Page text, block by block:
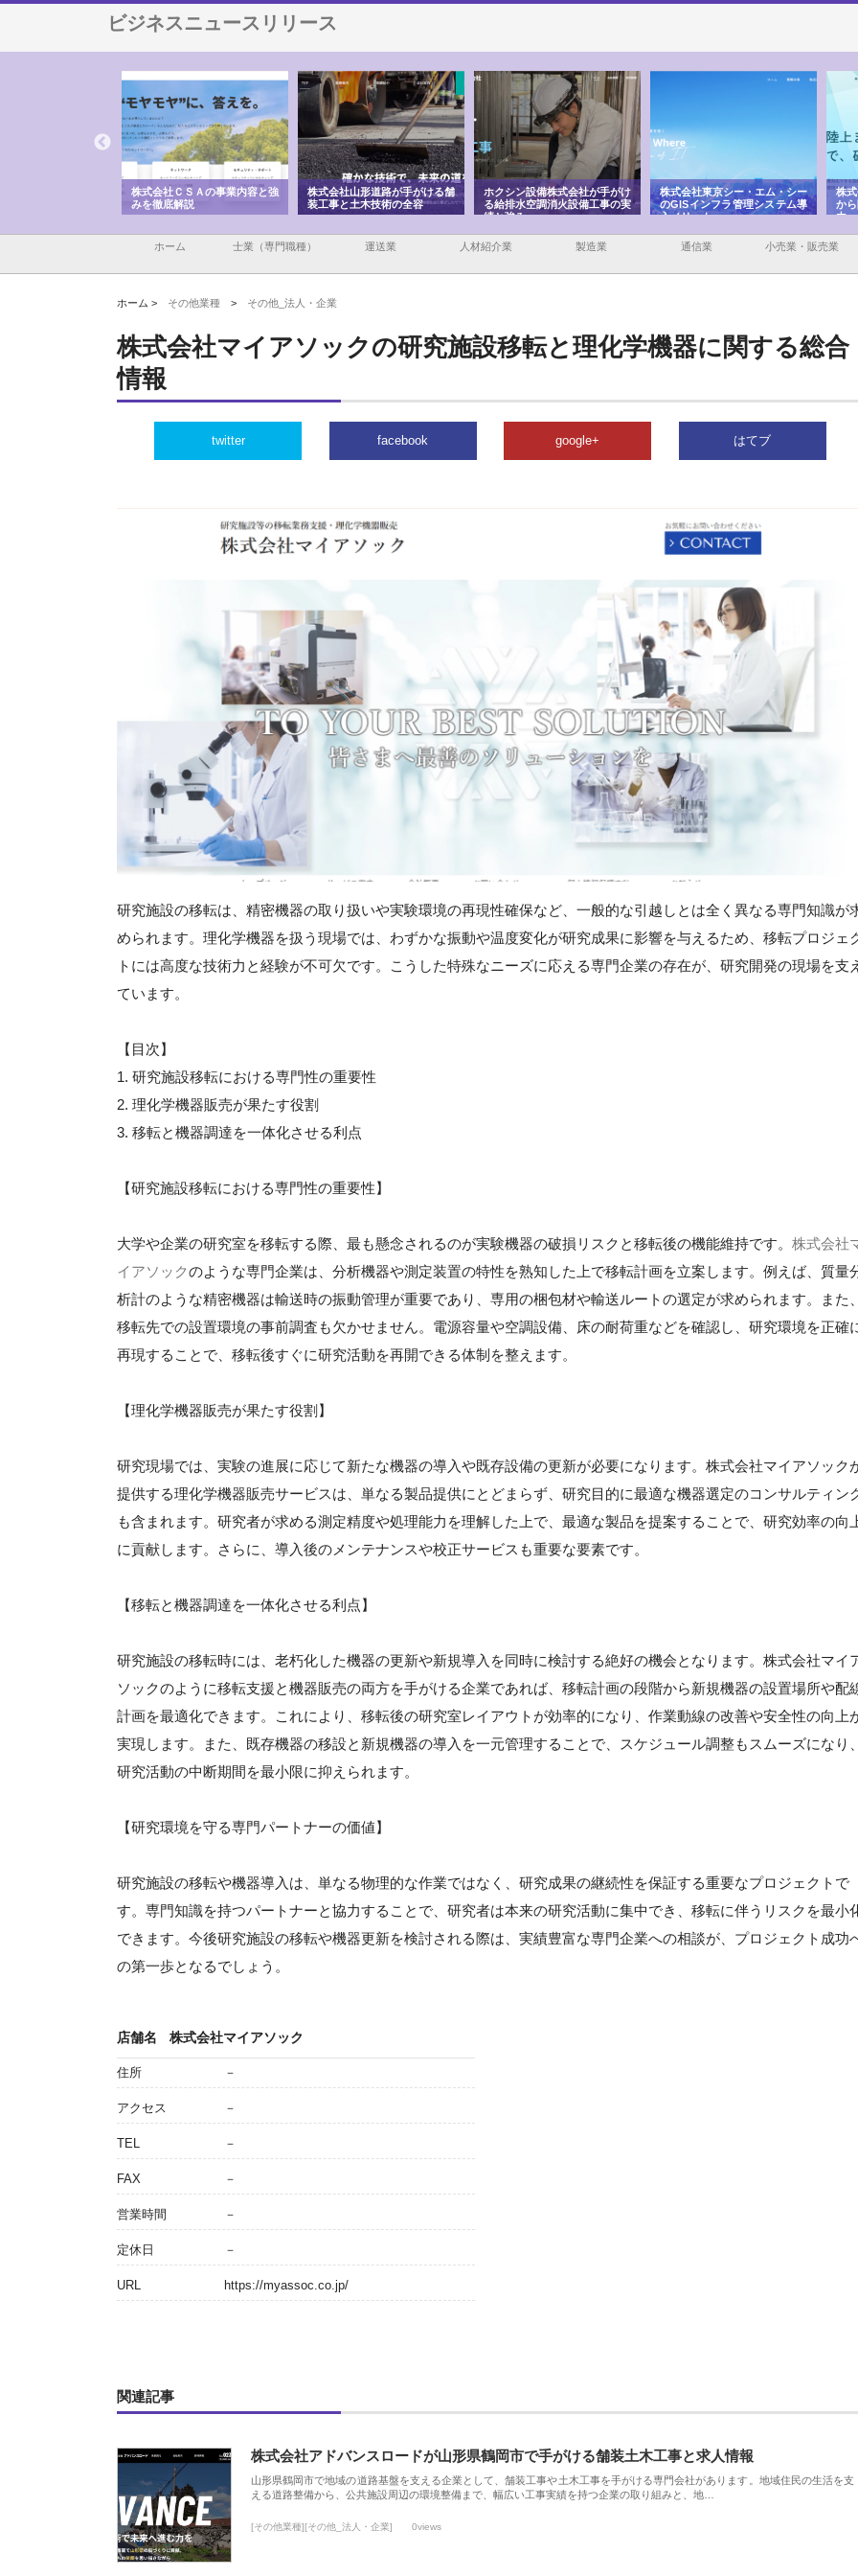
ビジネスニュースリリース
株式会社ＣＳＡの事業内容と強
みを徹底解説
株式会社山形道路が手がける舗
装工事と土木技術の全容
ホクシン設備株式会社が手がけ
る給排水空調消火設備工事の実
績と強み
株式会社東京シー・エム・シー
のGISインフラ管理システム導
入メリット
株
か
由
ホーム 士業（専門職種） 運送業 人材紹介業 製造業 通信業 小売業・販売業
ホーム > その他業種 > その他_法人・企業
株式会社マイアソックの研究施設移転と理化学機器に関する総合
情報
twitter facebook google+ はてブ
研究施設の移転は、精密機器の取り扱いや実験環境の再現性確保など、一般的な引越しとは全く異なる専門知識が
められます。理化学機器を扱う現場では、わずかな振動や温度変化が研究成果に影響を与えるため、移転プロジェ
トには高度な技術力と経験が不可欠です。こうした特殊なニーズに応える専門企業の存在が、研究開発の現場を支え
ています。
【目次】
1. 研究施設移転における専門性の重要性
2. 理化学機器販売が果たす役割
3. 移転と機器調達を一体化させる利点
【研究施設移転における専門性の重要性】
大学や企業の研究室を移転する際、最も懸念されるのが実験機器の破損リスクと移転後の機能維持です。 株式会社
イアソックのような専門企業は、分析機器や測定装置の特性を熟知した上で移転計画を立案します。例えば、質量
析計のような精密機器は輸送時の振動管理が重要であり、専用の梱包材や輸送ルートの選定が求められます。また、
移転先での設置環境の事前調査も欠かせません。電源容量や空調設備、床の耐荷重などを確認し、研究環境を正確
再現することで、移転後すぐに研究活動を再開できる体制を整えます。
【理化学機器販売が果たす役割】
研究現場では、実験の進展に応じて新たな機器の導入や既存設備の更新が必要になります。株式会社マイアソック
提供する理化学機器販売サービスは、単なる製品提供にとどまらず、研究目的に最適な機器選定のコンサルティン
も含まれます。研究者が求める測定精度や処理能力を理解した上で、最適な製品を提案することで、研究効率の向
に貢献します。さらに、導入後のメンテナンスや校正サービスも重要な要素です。
【移転と機器調達を一体化させる利点】
研究施設の移転時には、老朽化した機器の更新や新規導入を同時に検討する絶好の機会となります。株式会社マイ
ソックのように移転支援と機器販売の両方を手がける企業であれば、移転計画の段階から新規機器の設置場所や配
計画を最適化できます。これにより、移転後の研究室レイアウトが効率的になり、作業動線の改善や安全性の向上
実現します。また、既存機器の移設と新規機器の導入を一元管理することで、スケジュール調整もスムーズになり、
研究活動の中断期間を最小限に抑えられます。
【研究環境を守る専門パートナーの価値】
研究施設の移転や機器導入は、単なる物理的な作業ではなく、研究成果の継続性を保証する重要なプロジェクトで
す。専門知識を持つパートナーと協力することで、研究者は本来の研究活動に集中でき、移転に伴うリスクを最小
できます。今後研究施設の移転や機器更新を検討される際は、実績豊富な専門企業への相談が、プロジェクト成功
の第一歩となるでしょう。
店舗名 株式会社マイアソック
住所 －
アクセス －
TEL －
FAX －
営業時間 －
定休日 －
URL https://myassoc.co.jp/
関連記事
株式会社アドバンスロードが山形県鶴岡市で手がける舗装土木工事と求人情報
山形県鶴岡市で地域の道路基盤を支える企業として、舗装工事や土木工事を手がける専門会社があります。地域住民の生活を支
える道路整備から、公共施設周辺の環境整備まで、幅広い工事実績を持つ企業の取り組みと、地…
[その他業種][その他_法人・企業] 0views